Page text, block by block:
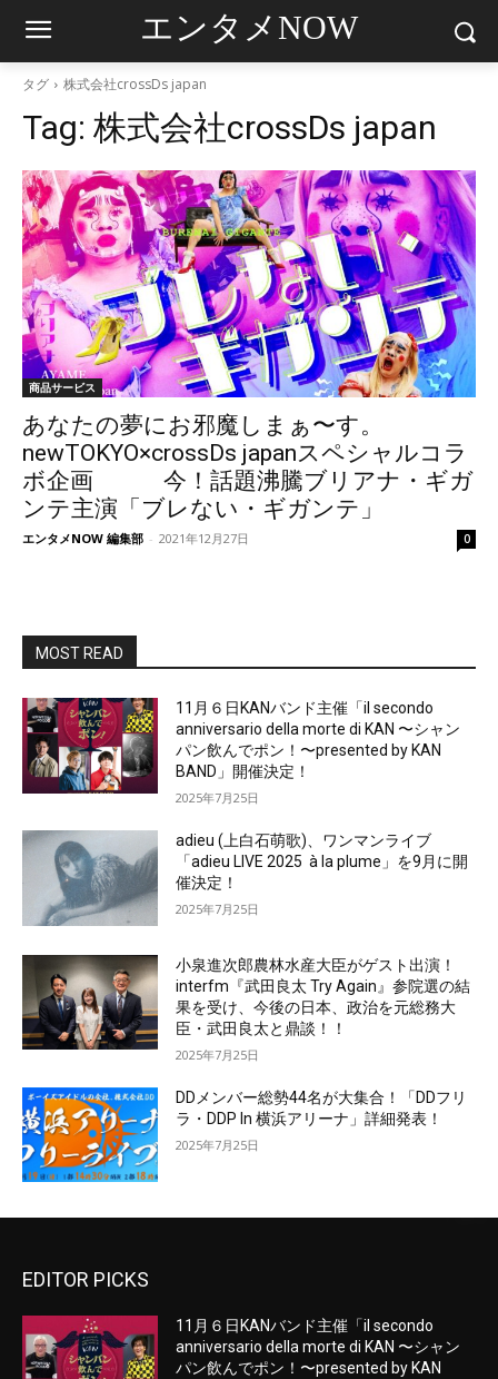
エンタメNOW
タグ 株式会社crossDs japan
Tag: 株式会社crossDs japan
商品サービス
あなたの夢にお邪魔しまぁ〜す。
newTOKYO×crossDs japanスペシャルコラ
ボ企画 今！話題沸騰ブリアナ・ギガ
ンテ主演「ブレない・ギガンテ」
エンタメNOW 編集部 - 2021年12月27日 0
MOST READ
11月６日KANバンド主催「il secondo
anniversario della morte di KAN 〜シャン
パン飲んでポン！〜presented by KAN
BAND」開催決定！
2025年7月25日
adieu (上白石萌歌)、ワンマンライブ
「adieu LIVE 2025 à la plume」を9月に開
催決定！
2025年7月25日
小泉進次郎農林水産大臣がゲスト出演！
interfm『武田良太 Try Again』参院選の結
果を受け、今後の日本、政治を元総務大
臣・武田良太と鼎談！！
2025年7月25日
DDメンバー総勢44名が大集合！「DDフリ
ラ・DDP In 横浜アリーナ」詳細発表！
2025年7月25日
EDITOR PICKS
11月６日KANバンド主催「il secondo
anniversario della morte di KAN 〜シャン
パン飲んでポン！〜presented by KAN